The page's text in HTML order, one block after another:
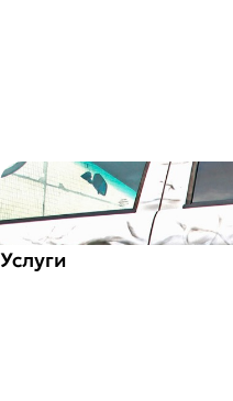
Услуги